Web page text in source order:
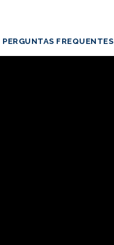
PERGUNTAS FREQUENTES